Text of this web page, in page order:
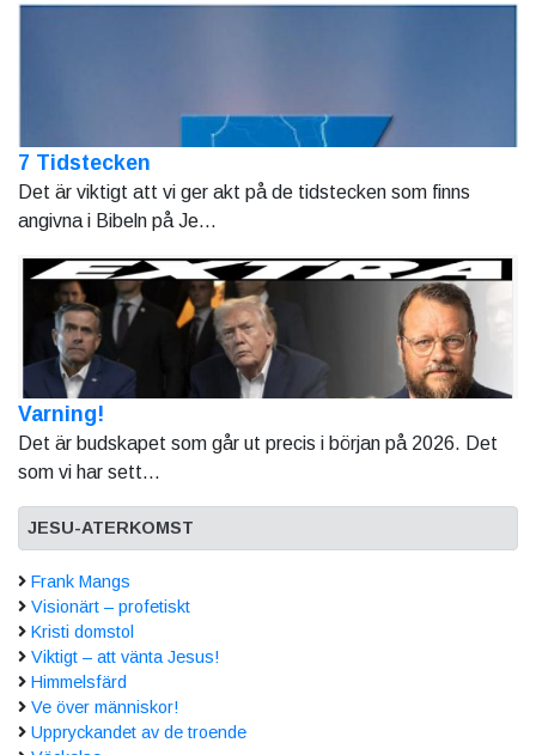
7 Tidstecken
Det är viktigt att vi ger akt på de tidstecken som finns
angivna i Bibeln på Je...
Varning!
Det är budskapet som går ut precis i början på 2026. Det
som vi har sett...
JESU-ATERKOMST
Frank Mangs
Visionärt – profetiskt
Kristi domstol
Viktigt – att vänta Jesus!
Himmelsfärd
Ve över människor!
Uppryckandet av de troende